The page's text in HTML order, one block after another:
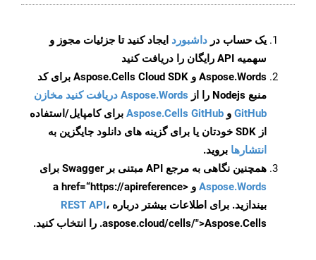
یک حساب در داشبورد ایجاد کنید تا جزئیات مجوز و
سهمیه API رایگان را دریافت کنید
Aspose.Words و Aspose.Cells Cloud SDK برای کد
منبع Nodejs را از
Aspose.Words دریافت کنید مخازن
GitHub و Aspose.Cells GitHub برای کامپایل/استفاده
از SDK خودتان یا برای گزینه های دانلود جایگزین به
انتشارها بروید.
همچنین نگاهی به مرجع API مبتنی بر Swagger برای
Aspose.Words
و <a href=“https://apireference
بیندازید. برای اطلاعات بیشتر درباره REST API،
.aspose.cloud/cells/">Aspose.Cells را انتخاب کنید.